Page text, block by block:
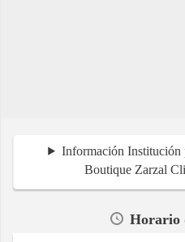
Información Institución
Boutique Zarzal
Horario